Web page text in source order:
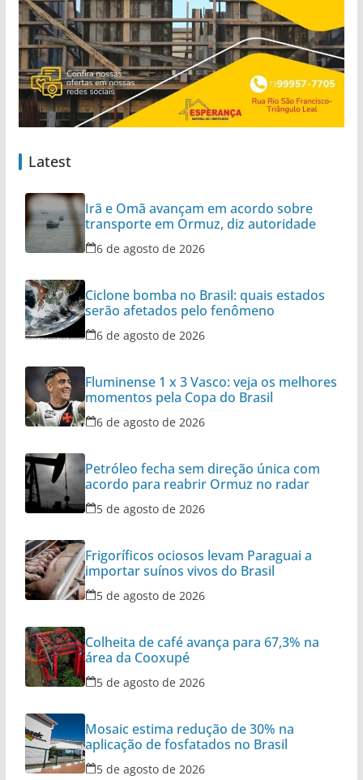
Latest
Irã e Omã avançam em acordo sobre
transporte em Ormuz, diz autoridade
6 de agosto de 2026
Ciclone bomba no Brasil: quais estados
serão afetados pelo fenômeno
6 de agosto de 2026
Fluminense 1 x 3 Vasco: veja os melhores
momentos pela Copa do Brasil
6 de agosto de 2026
Petróleo fecha sem direção única com
acordo para reabrir Ormuz no radar
5 de agosto de 2026
Frigoríficos ociosos levam Paraguai a
importar suínos vivos do Brasil
5 de agosto de 2026
Colheita de café avança para 67,3% na
área da Cooxupé
5 de agosto de 2026
Mosaic estima redução de 30% na
aplicação de fosfatados no Brasil
5 de agosto de 2026